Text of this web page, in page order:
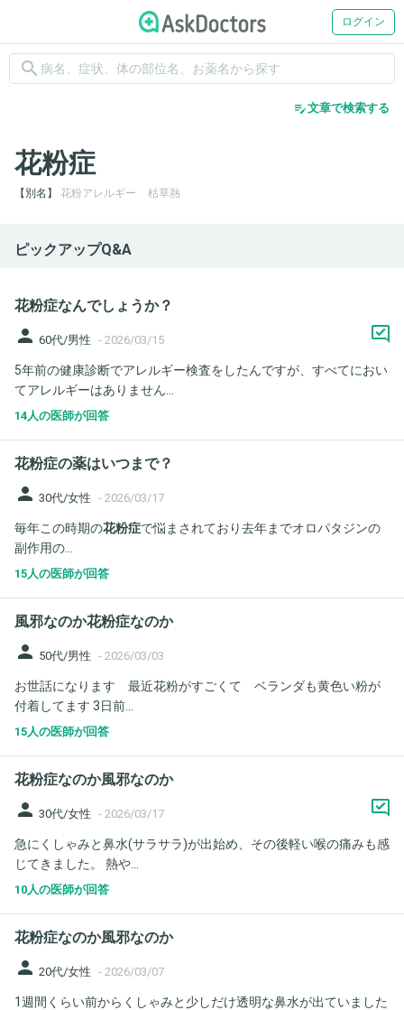
ログイン
search
edit_note文章で検索する
花粉症
別名 花粉アレルギー 枯草熱
ピックアップQ&A
花粉症なんでしょうか？
person 60代/男性 - 2026/03/15
5年前の健康診断でアレルギー検査をしたんですが、すべてにおい
てアレルギーはありません...
14人の医師が回答
花粉症の薬はいつまで？
person 30代/女性 - 2026/03/17
毎年この時期の花粉症で悩まされており去年までオロパタジンの
副作用の...
15人の医師が回答
風邪なのか花粉症なのか
person 50代/男性 - 2026/03/03
お世話になります 最近花粉がすごくて ベランダも黄色い粉が
付着してます 3日前...
15人の医師が回答
花粉症なのか風邪なのか
person 30代/女性 - 2026/03/17
急にくしゃみと鼻水(サラサラ)が出始め、その後軽い喉の痛みも感
じてきました。 熱や...
10人の医師が回答
花粉症なのか風邪なのか
person 20代/女性 - 2026/03/07
1週間くらい前からくしゃみと少しだけ透明な鼻水が出ていました